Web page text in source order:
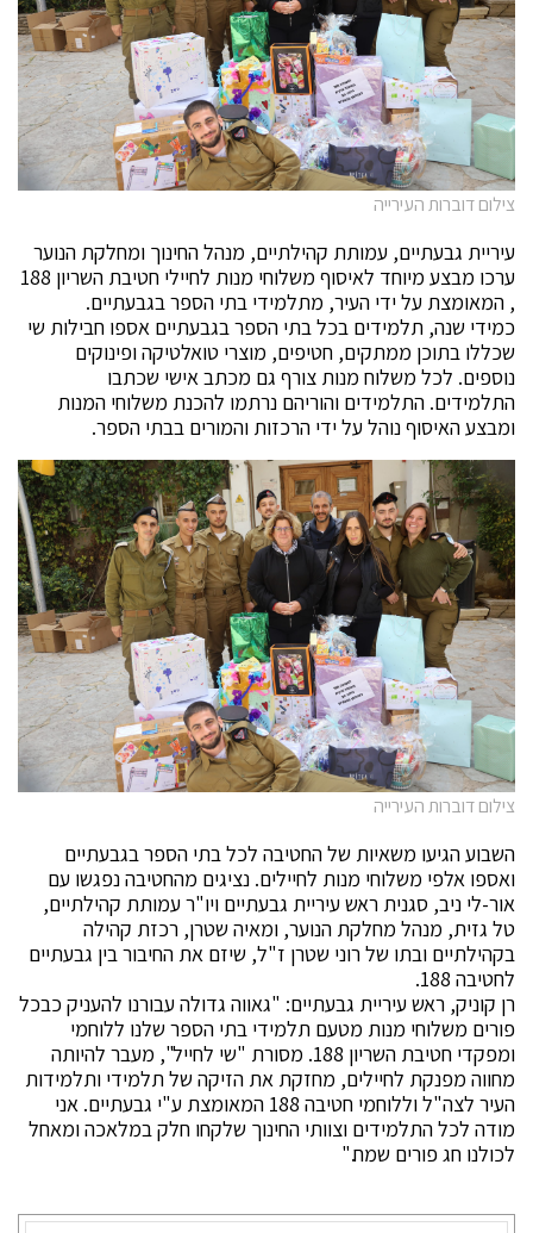
צילום דוברות העירייה
עיריית גבעתיים, עמותת קהילתיים, מנהל החינוך ומחלקת הנוער
ערכו מבצע מיוחד לאיסוף משלוחי מנות לחיילי חטיבת השריון 188
, המאומצת על ידי העיר, מתלמידי בתי הספר בגבעתיים.
כמידי שנה, תלמידים בכל בתי הספר בגבעתיים אספו חבילות שי
שכללו בתוכן ממתקים, חטיפים, מוצרי טואלטיקה ופינוקים
נוספים. לכל משלוח מנות צורף גם מכתב אישי שכתבו
התלמידים. התלמידים והוריהם נרתמו להכנת משלוחי המנות
ומבצע האיסוף נוהל על ידי הרכזות והמורים בבתי הספר.
צילום דוברות העירייה
השבוע הגיעו משאיות של החטיבה לכל בתי הספר בגבעתיים
ואספו אלפי משלוחי מנות לחיילים. נציגים מהחטיבה נפגשו עם
אור-לי ניב, סגנית ראש עיריית גבעתיים ויו"ר עמותת קהילתיים,
טל גזית, מנהל מחלקת הנוער, ומאיה שטרן, רכזת קהילה
בקהילתיים ובתו של רוני שטרן ז"ל, שיזם את החיבור בין גבעתיים
לחטיבה 188.
רן קוניק, ראש עיריית גבעתיים: "גאווה גדולה עבורנו להעניק כבכל
פורים משלוחי מנות מטעם תלמידי בתי הספר שלנו ללוחמי
ומפקדי חטיבת השריון 188. מסורת "שי לחייל", מעבר להיותה
מחווה מפנקת לחיילים, מחזקת את הזיקה של תלמידי ותלמידות
העיר לצה"ל וללוחמי חטיבה 188 המאומצת ע"י גבעתיים. אני
מודה לכל התלמידים וצוותי החינוך שלקחו חלק במלאכה ומאחל
לכולנו חג פורים שמח."